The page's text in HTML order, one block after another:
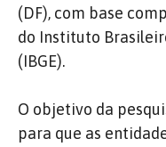
(DF), com base
do Instituto
(IBGE).
O objetivo da
para que as